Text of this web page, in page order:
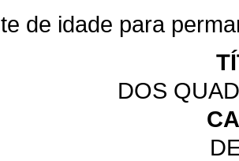
de idade para
DOS